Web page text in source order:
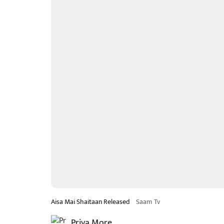
Aisa Mai Shaitaan Released Saam Tv